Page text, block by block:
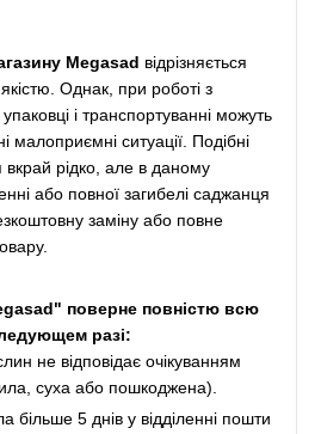
Megasad відрізняється
Однак, при роботі з
і транспортуванні можуть
малоприємні ситуації. Подібні
рідко, але в даному
або повної загибелі саджанця
заміну або повне
поверне повністю всю
разі:
не відповідає очікуванням
суха або пошкоджена).
більше 5 днів у відділенні пошти